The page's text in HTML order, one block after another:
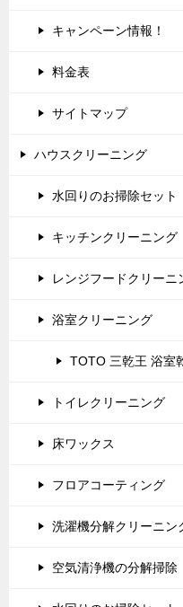
キャンペーン情報！
料金表
サイトマップ
ハウスクリーニング
水回りのお掃除セット
キッチンクリーニング
レンジフードクリーニ
浴室クリーニング
TOTO 三乾王 浴室
トイレクリーニング
床ワックス
フロアコーティング
洗濯機分解クリーニン
空気清浄機の分解掃除